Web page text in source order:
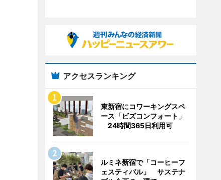
アクセスランキング
東新宿にコワーキングスペ
ース「ビズコンフォート」
24時間365日利用可
ルミネ新宿で「コーヒーフ
ェスティバル」 サステナ